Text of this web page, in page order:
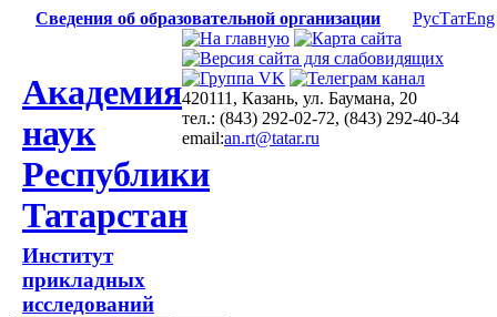
Сведения об образовательной организации РусТатEng
Академия
наук
Республики
Татарстан
Институт
прикладных
исследований
420111, Казань, ул. Баумана, 20
тел.: (843) 292-02-72, (843) 292-40-34
email:an.rt@tatar.ru